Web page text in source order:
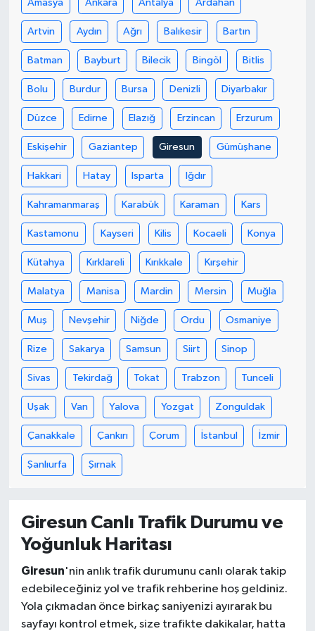
Amasya Ankara Antalya Ardahan
Artvin Aydın Ağrı Balıkesir Bartın
Batman Bayburt Bilecik Bingöl Bitlis
Bolu Burdur Bursa Denizli Diyarbakır
Düzce Edirne Elazığ Erzincan Erzurum
Eskişehir Gaziantep Giresun Gümüşhane
Hakkari Hatay Isparta Iğdır
Kahramanmaraş Karabük Karaman Kars
Kastamonu Kayseri Kilis Kocaeli Konya
Kütahya Kırklareli Kırıkkale Kırşehir
Malatya Manisa Mardin Mersin Muğla
Muş Nevşehir Niğde Ordu Osmaniye
Rize Sakarya Samsun Siirt Sinop
Sivas Tekirdağ Tokat Trabzon Tunceli
Uşak Van Yalova Yozgat Zonguldak
Çanakkale Çankırı Çorum İstanbul İzmir
Şanlıurfa Şırnak
Giresun Canlı Trafik Durumu ve
Yoğunluk Haritası
Giresun'nin anlık trafik durumunu canlı olarak takip
edebileceğiniz yol ve trafik rehberine hoş geldiniz.
Yola çıkmadan önce birkaç saniyenizi ayırarak bu
sayfayı kontrol etmek, size trafikte dakikalar, hatta